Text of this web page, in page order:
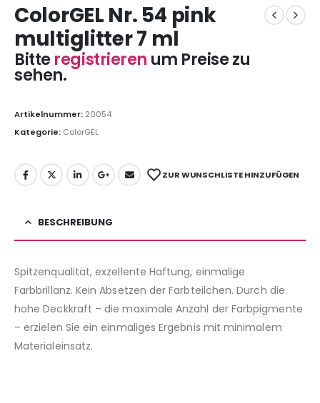
ColorGEL Nr. 54 pink
multiglitter 7 ml
Bitteregistrieren um Preise zu
sehen.
Artikelnummer: 20054
Kategorie: ColorGEL
ZUR WUNSCHLISTE HINZUFÜGEN
BESCHREIBUNG
Spitzenqualität, exzellente Haftung, einmalige
Farbbrillanz. Kein Absetzen der Farbteilchen. Durch die
hohe Deckkraft – die maximale Anzahl der Farbpigmente
– erzielen Sie ein einmaliges Ergebnis mit minimalem
Materialeinsatz.